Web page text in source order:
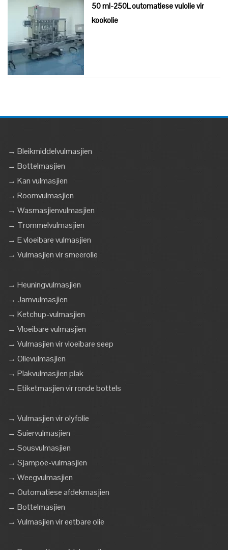
50 ml-250L outomatiese vulolie vir
kookolie
→ Bleikmiddelvulmasjien
→ Bottelmasjien
→ Kan vulmasjien
→ Roomvulmasjien
→ Wasmasjienvulmasjien
→ Trommelvulmasjien
→ E vloeibare vulmasjien
→ Vulmasjien vir smeerolie
→ Heuningvulmasjien
→ Jamvulmasjien
→ Ketchup-vulmasjien
→ Vloeibare vulmasjien
→ Vulmasjien vir vloeibare seep
→ Olievulmasjien
→ Plakvulmasjien plak
→ Etiketmasjien vir ronde bottels
→ Vulmasjien vir olyfolie
→ Suiervulmasjien
→ Sousvulmasjien
→ Sjampoe-vulmasjien
→ Weegvulmasjien
→ Outomatiese afdekmasjien
→ Bottelmasjien
→ Vulmasjien vir eetbare olie